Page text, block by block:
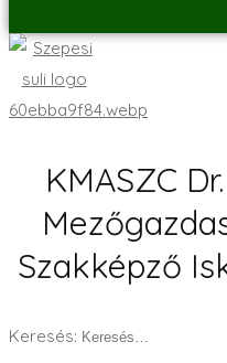
KMASZC
Szakképző
Keresés: